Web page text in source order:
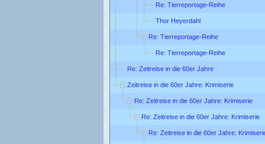
Re: Tierreportage-Reihe
Thor Heyerdahl
Re: Tierreportage-Reihe
Re: Tierreportage-Reihe
Re: Zeitreise in die 60er Jahre
Zeitreise in die 60er Jahre: Krimiserie
Re: Zeitreise in die 60er Jahre: Krimiserie
Re: Zeitreise in die 60er Jahre: Krimiserie
Re: Zeitreise in die 60er Jahre: